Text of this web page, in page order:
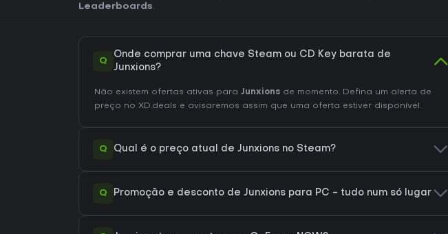
Leaderboards.
Q
Onde comprar uma chave Steam ou CD Key barata de
Junxions?
Não existem ofertas ativas para Junxions de momento. Defina um alerta de
preço no XD.deals e avisaremos assim que uma oferta estiver disponível.
Q Qual é o preço atual de Junxions no Steam?
Q Promoção e desconto de Junxions para PC - tudo num só lugar